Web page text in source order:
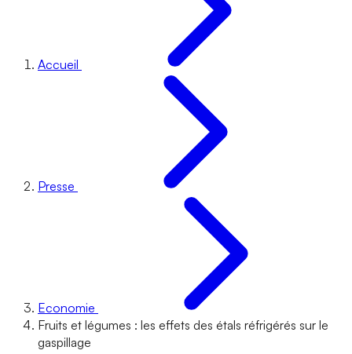
Accueil
Presse
Economie
Fruits et légumes : les effets des étals réfrigérés sur le
gaspillage